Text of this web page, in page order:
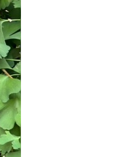
LANDSCAPE
CONSULTING
ランドスケープコンサルティング
ランドスケープコンサルティング